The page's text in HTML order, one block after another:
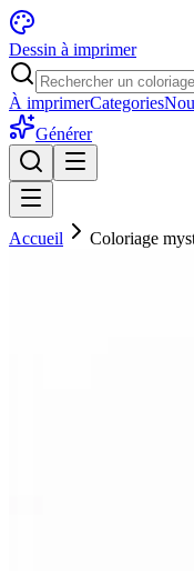
Dessin à imprimer
À imprimerCategories
Générer
Accueil Coloriage